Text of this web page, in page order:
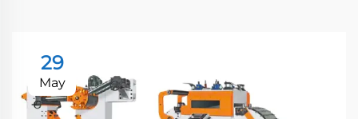
29
May